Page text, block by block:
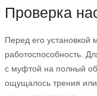
Проверка
Перед его установкой
работоспособность.
с муфтой на полный
ощущалось трения или